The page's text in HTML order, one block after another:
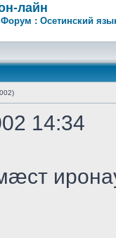
лайн
Форум : Осетинский
14:34